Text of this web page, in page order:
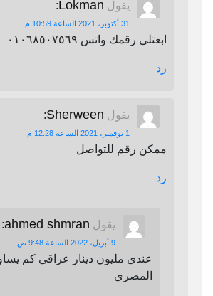
يقول Lokman
:
31 أكتوبر، 2021 الساعة 10:59 م
ابعتلى رقمك واتس ٠١٠٦٨٥٠٧٥٦٩
رد
يقول Sherween
:
1 نوفمبر، 2021 الساعة 12:28 م
ممكن رقم للتواصل
رد
يقول ahmed shmran
:
9 أبريل، 2022 الساعة 9:48 ص
عندي مليون دينار عراقي كم
المصري